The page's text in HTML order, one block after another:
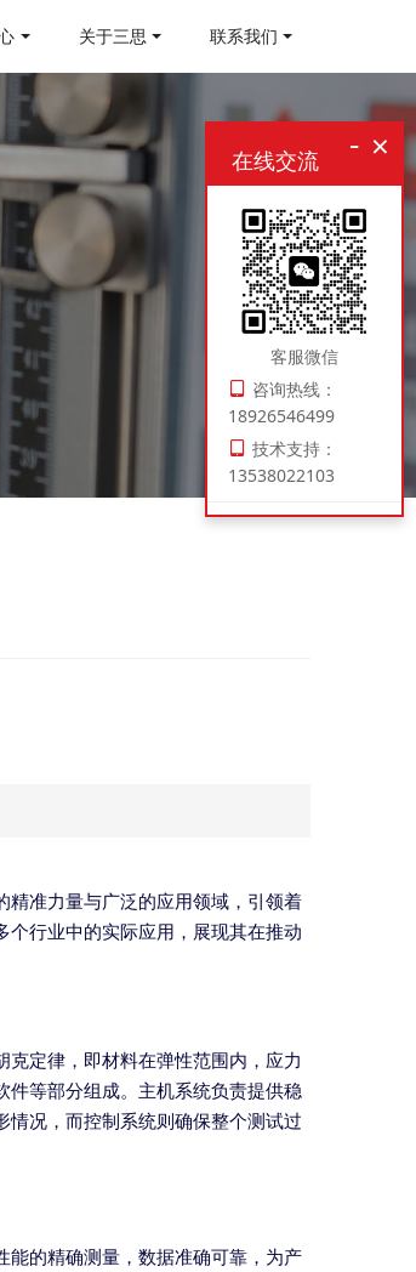
关于三思 联系我们
准力量与广泛的应用领域，引领着
行业中的实际应用，展现其在推动
定律，即材料在弹性范围内，应力
等部分组成。主机系统负责提供稳
况，而控制系统则确保整个测试过
的精确测量，数据准确可靠，为产
×
-
在线交流
客服微信
咨询热线：
18926546499
技术支持：
13538022103